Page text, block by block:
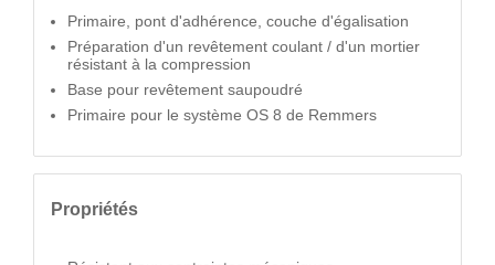
Primaire, pont d'adhérence, couche d'égalisation
Préparation d'un revêtement coulant / d'un mortier
résistant à la compression
Base pour revêtement saupoudré
Primaire pour le système OS 8 de Remmers
Propriétés